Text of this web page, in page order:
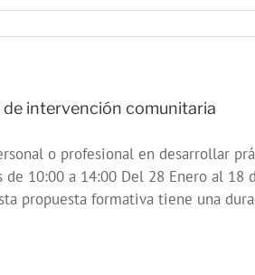
intervención comunitaria
o profesional en desarrollar
10:00 a 14:00 Del 28 Enero al 18
propuesta formativa tiene una